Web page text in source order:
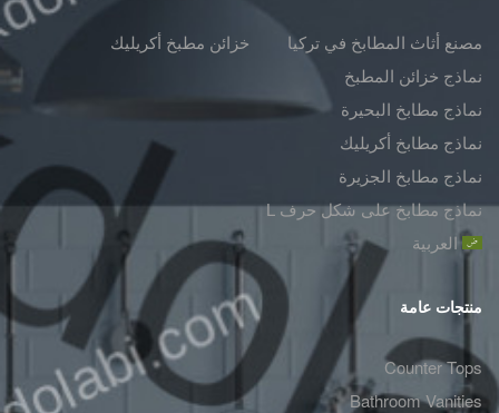
مصنع أثاث المطابخ في تركيا
نماذج خزائن المطبخ
نماذج مطابخ البحيرة
نماذج مطابخ أكريليك
نماذج مطابخ الجزيرة
نماذج مطابخ على شكل حرف L
العربية
خزائن مطبخ أكريليك
منتجات عامة
Counter Tops
Bathroom Vanities